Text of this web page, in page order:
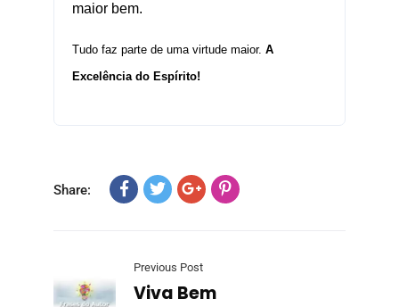
maior bem.
Tudo faz parte de uma virtude maior. A
Excelência do Espírito!
Share:
Previous Post
Viva Bem